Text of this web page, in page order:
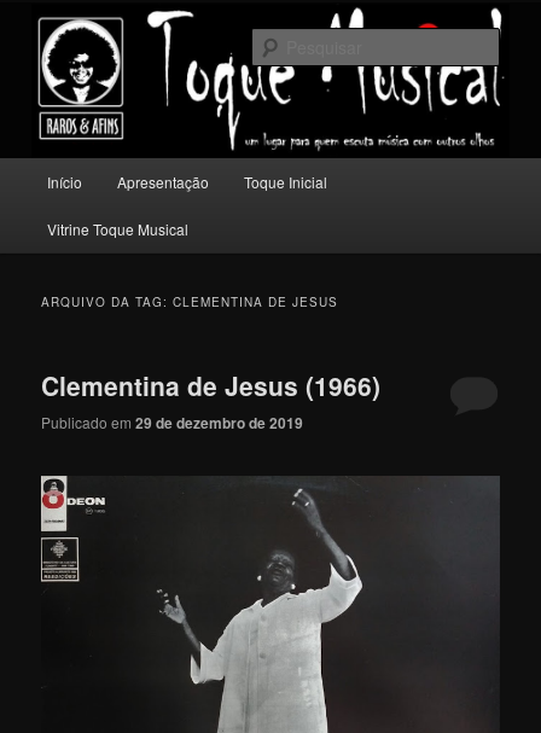
conteúdo
principal
conteúdo
secundário
Toque Musical
Um lugar para quem escuta música com outros olhos.
principal
Início Apresentação Toque Inicial
Vitrine Toque Musical
ARQUIVO DA TAG:CLEMENTINA DE JESUS
Clementina de Jesus (1966)
Publicado em29 de dezembro de 2019